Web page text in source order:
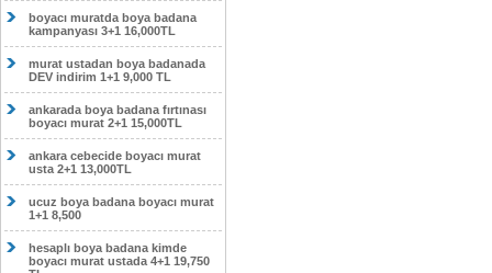
boyacı muratda boya badana
kampanyası 3+1 16,000TL
murat ustadan boya badanada
DEV indirim 1+1 9,000 TL
ankarada boya badana fırtınası
boyacı murat 2+1 15,000TL
ankara cebecide boyacı murat
usta 2+1 13,000TL
ucuz boya badana boyacı murat
1+1 8,500
hesaplı boya badana kimde
boyacı murat ustada 4+1 19,750